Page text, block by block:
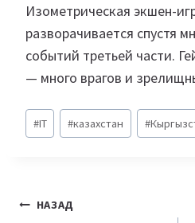
Изометрическая экшен-
разворачивается спустя
событий третьей части.
— много врагов и
Метки
записи:
#IT #казахстан #
Навигация
НАЗАД